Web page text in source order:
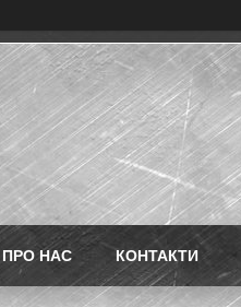
ПРО НАС КОНТАКТИ